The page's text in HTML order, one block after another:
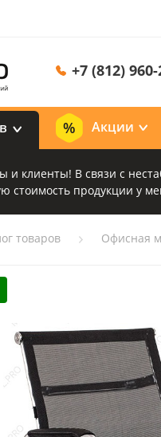
+7 (812)
Акции
и клиенты! В связи с
стоимость продукции у
товаров Офисная